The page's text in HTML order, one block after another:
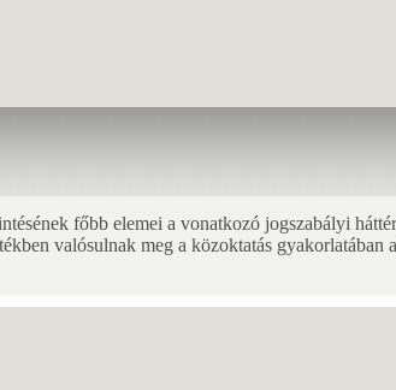
főbb elemei a vonatkozó jogszabályi
valósulnak meg a közoktatás